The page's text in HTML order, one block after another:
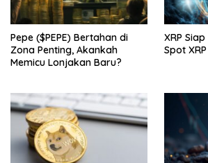
Pepe ($PEPE) Bertahan di
Zona Penting, Akankah
Memicu Lonjakan Baru?
XRP
Spot